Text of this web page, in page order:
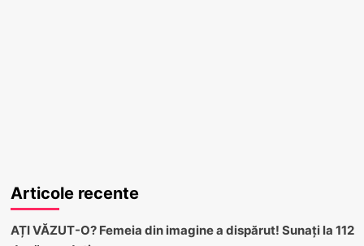
Articole recente
AȚI VĂZUT-O? Femeia din imagine a dispărut! Sunați la 112